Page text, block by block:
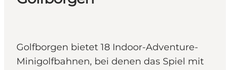
Golfborgen bietet 18 Indoor-Adventure-
Minigolfbahnen, bei denen das Spiel mit